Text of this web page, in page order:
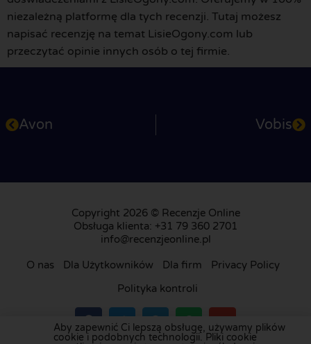
niezależną platformę dla tych recenzji. Tutaj możesz
napisać recenzję na temat LisieOgony.com lub
przeczytać opinie innych osób o tej firmie.
Avon Vobis
Copyright 2026 © Recenzje Online
Obsługa klienta: +31 79 360 2701
info@recenzjeonline.pl
O nas Dla Użytkowników Dla firm
Privacy Policy
Polityka kontroli
Aby zapewnić Ci lepszą obsługę, używamy plików
cookie i podobnych technologii. Pliki cookie